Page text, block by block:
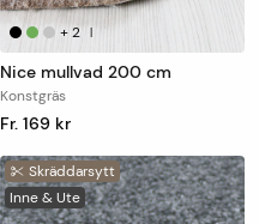
+2 |
Nice mullvad 200 cm
Konstgräs
Fr. 169 kr
Skräddarsytt
Inne & Ute